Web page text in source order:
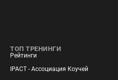
ТОП ТРЕНИНГИ
Рейтинги
IPACT - Ассоциация Коучей